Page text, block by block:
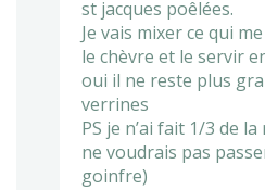
st jacques poêlées.
Je vais mixer ce qui
le chèvre et le servir
oui il ne reste plus
verrines
PS je n’ai fait 1/3 de
ne voudrais pas
goinfre)